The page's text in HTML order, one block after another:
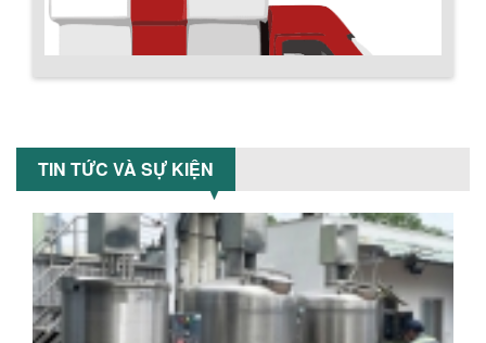
Chính sách giao hàng
TIN TỨC VÀ SỰ KIỆN
Máy trộn bột khô 500kg được thiết kế
thân bồn nằm ngang, với cánh trộn bột
xoay đảo thuận nghịch. Vật liệu...
trộn các loại bột khô trong các ngành...
VÌ SAO DOANH NGHIỆP NÊN CHỌN MÁY
NGHIỀN MÀU SƠN Á ÂU?
Khám phá lý do doanh nghiệp nên
chọn máy nghiền màu sơn Á Âu: hiệu